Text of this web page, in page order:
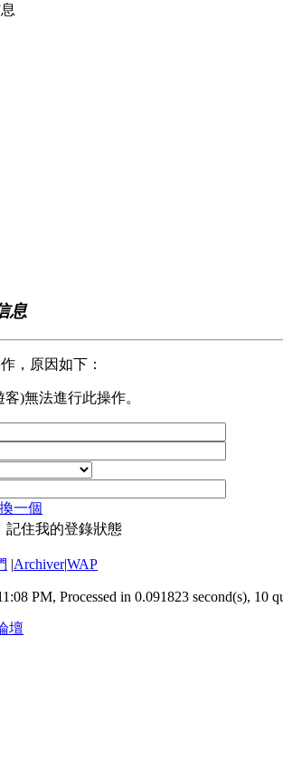
息
，原因如下：
)無法進行此操作。
換一個
記住我的登錄狀態
|Archiver|WAP
PM, Processed in 0.091823 second(s), 10
壇